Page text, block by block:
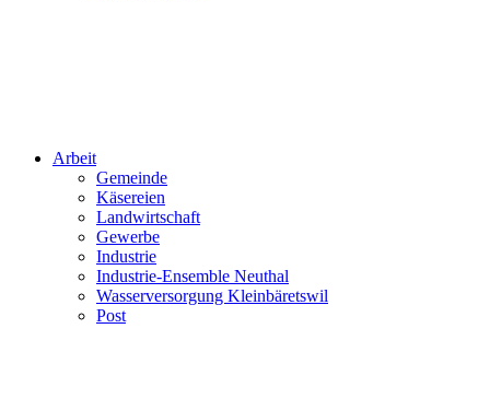
Arbeit
Gemeinde
Käsereien
Landwirtschaft
Gewerbe
Industrie
Industrie-Ensemble Neuthal
Wasserversorgung Kleinbäretswil
Post